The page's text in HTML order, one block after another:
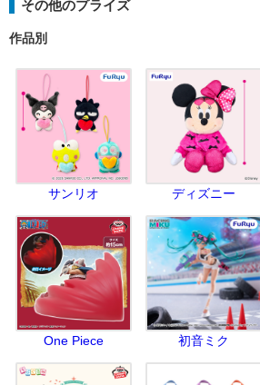
その他のプライズ
作品別
サンリオ ディズニー
One Piece 初音ミク